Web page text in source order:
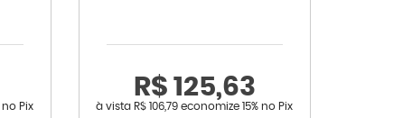
no Pix
R$ 125,63
à vista R$ 106,79 economize 15% no Pix